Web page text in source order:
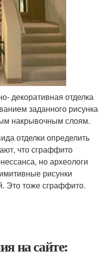
декоративная отделка
заданного рисунка
накрывочным слоям.
отделки определить
что сграффито
но археологи
рисунки
Это тоже сграффито.
на сайте: